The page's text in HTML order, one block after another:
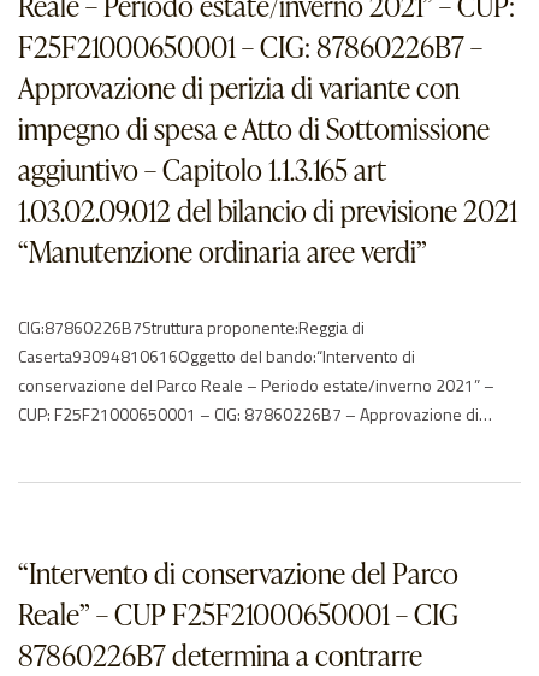
F25F21000650001 – CIG: 87860226B7 –
Approvazione di perizia di variante con
impegno di spesa e Atto di Sottomissione
aggiuntivo – Capitolo 1.1.3.165 art
1.03.02.09.012 del bilancio di previsione 2021
“Manutenzione ordinaria aree verdi”
CIG:87860226B7Struttura proponente:Reggia di
Caserta93094810616Oggetto del bando:“Intervento di
conservazione del Parco Reale – Periodo estate/inverno 2021” –
CUP: F25F21000650001 – CIG: 87860226B7 – Approvazione di
“Intervento di conservazione del Parco
Reale” – CUP F25F21000650001 – CIG
87860226B7 determina a contrarre